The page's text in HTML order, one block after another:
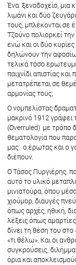
Ένα ξενοδοχείο, μια
λιμάνι και δύο
τους, μπλέκονται σε
Τζούνο πολιορκεί
ενώ και οι δύο κυρίες
δηλώνουν την
τελικά τόσο
παιχνίδι απιστίας
μετατρέπεται σε
αρμονίας τους;
Ο νομπελίστας
μακρινό 1912 γράφει
(Overruled) με τρόπο
θεματολογία που
μας: ο έρωτας και ο
διέπουν.
Ο Τάσος Πυργιέρης,
αυτό το υλικό
μινιατούρα, όπου
χιούμορ, διαυγές
όπως αρχές, ηθική,
λέξεις όπως
δίνει τη θέση του
«τι θέλω». Και οι
συγκρούσεις,
όρια και